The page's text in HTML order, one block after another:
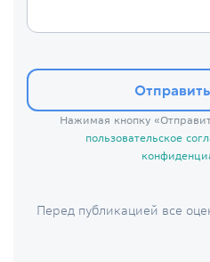
Нажимая кнопку
пользовательское
Перед публикацией все